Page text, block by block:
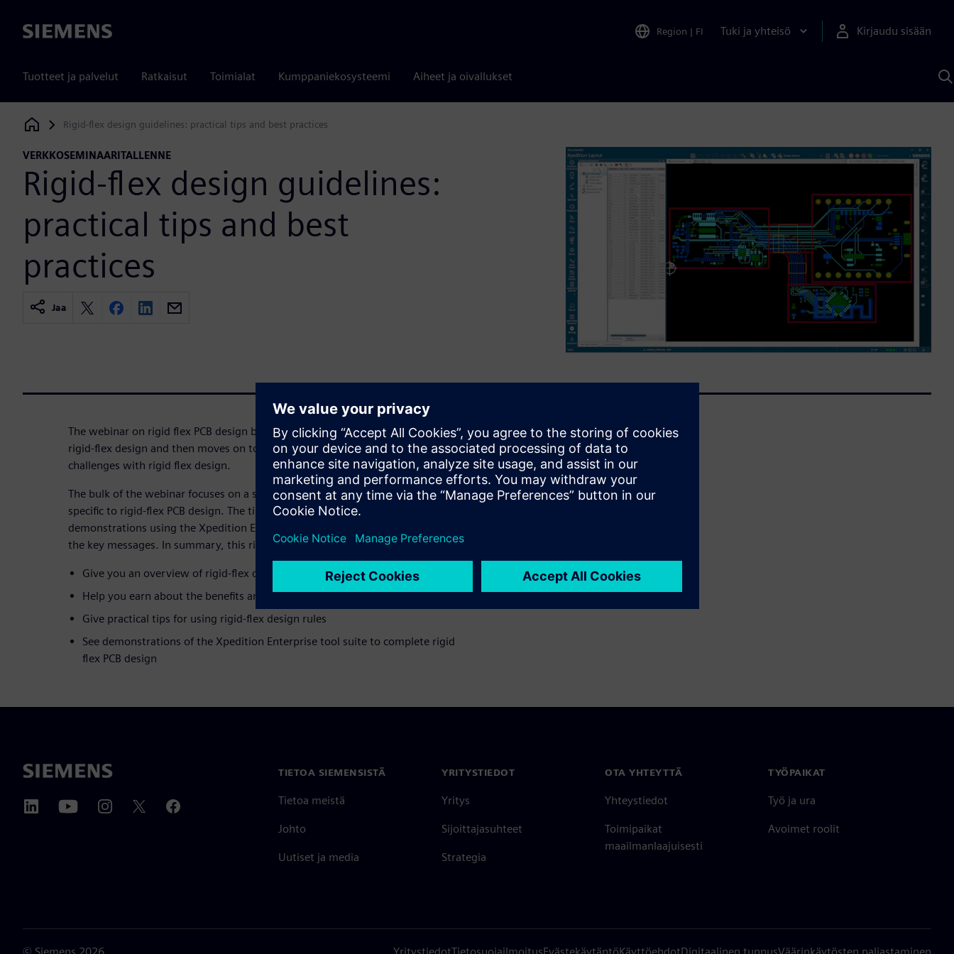
Siemens Region | FI Tuki ja yhteisö Kirjaudu sisään
Tuotteet ja palvelut Ratkaisut Toimialat Kumppaniekosysteemi Aiheet ja oivallukset
Siemens Digital Industries Software
Rigid-flex design guidelines: practical tips and best practices
VERKKOSEMINAARITALLENNE
Rigid-flex design guidelines:
practical tips and best
practices
Jaa
The webinar on rigid flex PCB design begins with a brief review of the history of
rigid-flex design and then moves on to examining both the benefits and the
challenges with rigid flex design.
The bulk of the webinar focuses on a series of practical tips and best practices
specific to rigid-flex PCB design. The tips and best practices include
demonstrations using the Xpedition Enterprise tool suite, which help illustrate
the key messages. In summary, this rigid-flex design webinar will:
Give you an overview of rigid-flex design history
Help you earn about the benefits and challenges with rigid flex design
Give practical tips for using rigid-flex design rules
See demonstrations of the Xpedition Enterprise tool suite to complete rigid
flex PCB design
TIETOA SIEMENSISTÄ
Tietoa meistä
Johto
Uutiset ja media
YRITYSTIEDOT
Yritys
Sijoittajasuhteet
Strategia
OTA YHTEYTTÄ
Yhteystiedot
Toimipaikat
maailmanlaajuisesti
TYÖPAIKAT
Työ ja ura
Avoimet roolit